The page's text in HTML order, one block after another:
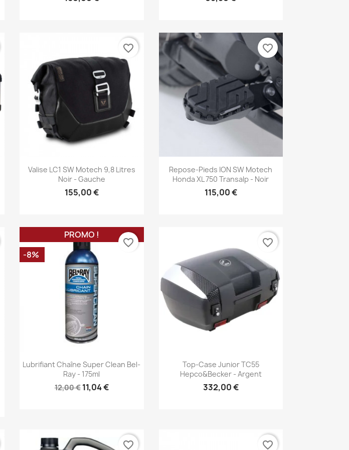
Aperçu rapide
Valise LC1 SW Motech 9,8 Litres
Noir - Gauche
155,00 €
favorite_border
Aperçu rapide
Repose-Pieds ION SW Motech
Honda XL 750 Transalp - Noir
115,00 €
favorite_border
Aperçu rapide
Lubrifiant Chaîne Super Clean Bel-
Ray - 175ml
12,00 € 11,04 €
PROMO !
-8%
favorite_border
Aperçu rapide
Top-Case Junior TC55
Hepco&Becker - Argent
332,00 €
favorite_border
favorite_border favorite_border